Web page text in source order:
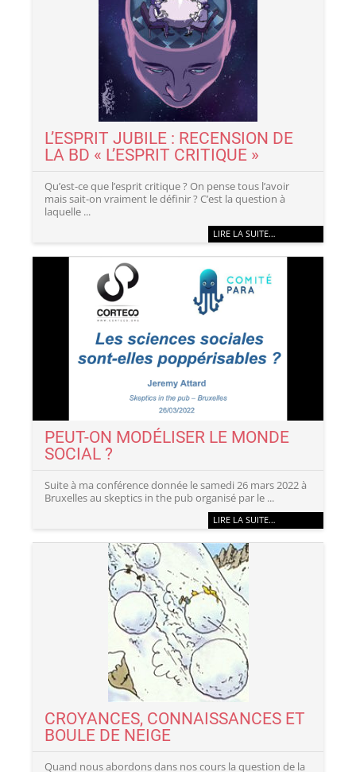
L’ESPRIT JUBILE : RECENSION DE
LA BD « L’ESPRIT CRITIQUE »
Qu’est-ce que l’esprit critique ? On pense tous l’avoir
mais sait-on vraiment le définir ? C’est la question à
laquelle ...
LIRE LA SUITE…
PEUT-ON MODÉLISER LE MONDE
SOCIAL ?
Suite à ma conférence donnée le samedi 26 mars 2022 à
Bruxelles au skeptics in the pub organisé par le ...
LIRE LA SUITE…
CROYANCES, CONNAISSANCES ET
BOULE DE NEIGE
Quand nous abordons dans nos cours la question de la